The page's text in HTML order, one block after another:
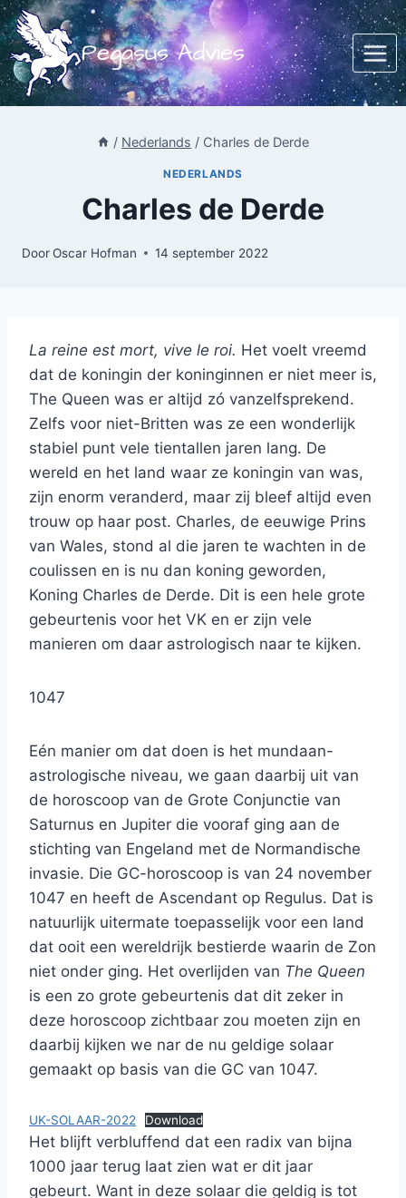
Doorgaan
naar
inhoud
Pegasus Advies
/ Nederlands / Charles de Derde
NEDERLANDS
Charles de Derde
DoorOscar Hofman 14 september 2022
La reine est mort, vive le roi. Het voelt vreemd
dat de koningin der koninginnen er niet meer is,
The Queen was er altijd zó vanzelfsprekend.
Zelfs voor niet-Britten was ze een wonderlijk
stabiel punt vele tientallen jaren lang. De
wereld en het land waar ze koningin van was,
zijn enorm veranderd, maar zij bleef altijd even
trouw op haar post. Charles, de eeuwige Prins
van Wales, stond al die jaren te wachten in de
coulissen en is nu dan koning geworden,
Koning Charles de Derde. Dit is een hele grote
gebeurtenis voor het VK en er zijn vele
manieren om daar astrologisch naar te kijken.
1047
Eén manier om dat doen is het mundaan-
astrologische niveau, we gaan daarbij uit van
de horoscoop van de Grote Conjunctie van
Saturnus en Jupiter die vooraf ging aan de
stichting van Engeland met de Normandische
invasie. Die GC-horoscoop is van 24 november
1047 en heeft de Ascendant op Regulus. Dat is
natuurlijk uitermate toepasselijk voor een land
dat ooit een wereldrijk bestierde waarin de Zon
niet onder ging. Het overlijden van The Queen
is een zo grote gebeurtenis dat dit zeker in
deze horoscoop zichtbaar zou moeten zijn en
daarbij kijken we nar de nu geldige solaar
gemaakt op basis van die GC van 1047.
UK-SOLAAR-2022 Download
Het blijft verbluffend dat een radix van bijna
1000 jaar terug laat zien wat er dit jaar
gebeurt. Want in deze solaar die geldig is tot